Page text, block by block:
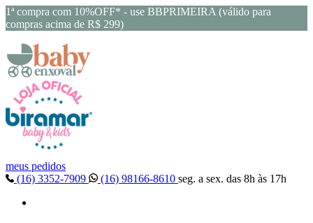
1ª compra com 10%OFF* - use BBPRIMEIRA (válido para
compras acima de R$ 299)
meus pedidos
(16) 3352-7909
(16) 98166-8610 seg. a sex. das 8h às 17h